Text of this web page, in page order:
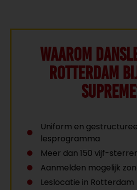
Waarom
Rotterdam
Uniform en
lesprogramma
Meer dan 150 vijf-
Aanmelden mogelijk
Leslocatie in Rotterdam